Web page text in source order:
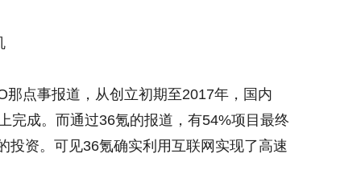
点事报道，从创立初期至2017年，国内
完成。而通过36氪的报道，有54%项目最终
投资。可见36氪确实利用互联网实现了高速